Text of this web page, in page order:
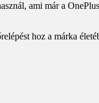
ami már a
hoz a márka